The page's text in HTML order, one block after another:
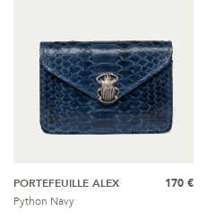
PORTEFEUILLE ALEX
Python Navy
170 €